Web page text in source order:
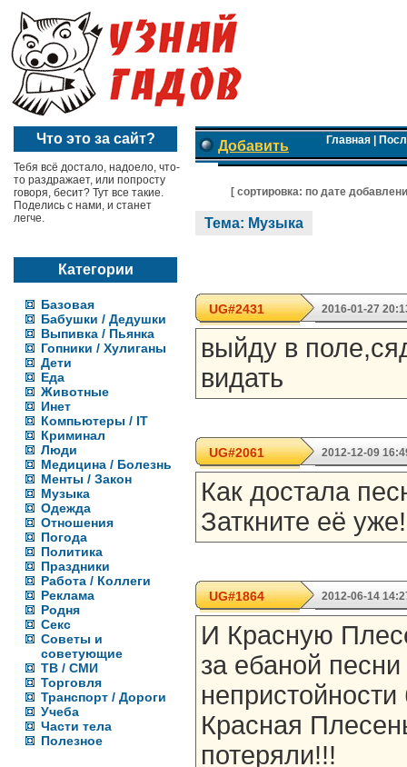
Что это за сайт?
Тебя всё достало, надоело, что-
то раздражает, или попросту
говоря, бесит? Тут все такие.
Поделись с нами, и станет
легче.
Категории
Базовая
Бабушки / Дедушки
Выпивка / Пьянка
Гопники / Хулиганы
Дети
Еда
Животные
Инет
Компьютеры / IT
Криминал
Люди
Медицина / Болезнь
Менты / Закон
Музыка
Одежда
Отношения
Погода
Политика
Праздники
Работа / Коллеги
Реклама
Родня
Секс
Советы и
советующие
ТВ / СМИ
Торговля
Транспорт / Дороги
Учеба
Части тела
Полезное
Добавить Главная|
[ cортировка: по дате
Тема: Музыка
UG#2431 2016-01-27
выйду в
видать
UG#2061 2012-12-09
Как достала
Заткните её
UG#1864 2012-06-14
И Красную
за ебаной
Красная
потеряли!!!